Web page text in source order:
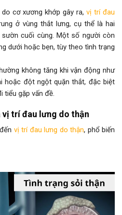
cơ xương khớp gây ra,vị trí đau
ở vùng thắt lưng, cụ thể là hai
cuối cùng. Một số người còn
dưới hoặc bẹn, tùy theo tình trạng
không tăng khi vận động như
hoặc đột ngột quặn thắt, đặc biệt
tiểu gặp vấn đề.
vị trí đau lưng do thận
vị trí đau lưng do thận, phổ biến